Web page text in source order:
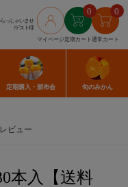
っしゃいませ
/ゲスト様
マイページ
0
定期カート
0
通常カート
定期購入 ・頒布会 旬のみかん
ビュー
本入【送料